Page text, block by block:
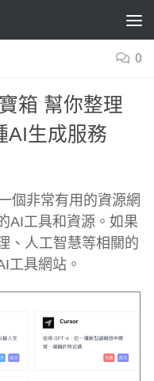
0
箱 幫你整理
AI生成服務
個非常有用的資源網
AI工具和資源。如果
、人工智慧等相關的
工具網站。